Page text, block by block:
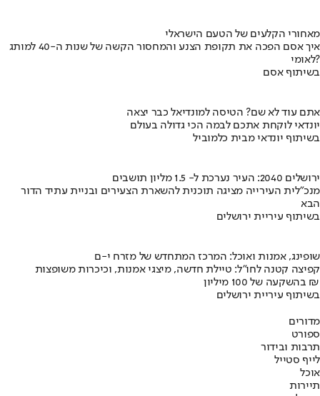
מאחורי הקלעים של הטעם הישראלי
איך אסם הפכה את תקופת הצנע והמחסור הקשה של שנות ה-40 למותג
לאומי?
בשיתוף אסם
אתם עוד לא שם? הטיסה למונדיאל כבר יצאה
יונדאי לוקחת אתכם לבמה הכי גדולה בעולם
בשיתוף יונדאי מבית כלמוביל
ירושלים 2040: העיר נערכת ל- 1.5 מליון תושבים
מנכ"לית העירייה מציגה תוכנית להשארת הצעירים ובניית עתיד הדור
הבא
בשיתוף עיריית ירושלים
שופינג, אמנות ואוכל: המרכז המתחדש של מזרח י-ם
קפיצה קטנה לחו"ל: טיילת חדשה, מיצגי אמנות, וכיכרות משופצות
בהשקעה של 100 מיליון ₪
בשיתוף עיריית ירושלים
מדורים
ספורט
תרבות ובידור
לייף סטייל
אוכל
תיירות